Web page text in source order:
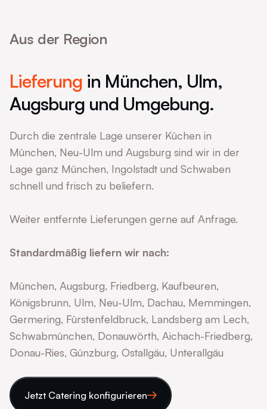
Aus der Region
Lieferung in München, Ulm,
Augsburg und Umgebung.
Durch die zentrale Lage unserer Küchen in
München, Neu-Ulm und Augsburg sind wir in der
Lage ganz München, Ingolstadt und Schwaben
schnell und frisch zu beliefern.
Weiter entfernte Lieferungen gerne auf Anfrage.
Standardmäßig liefern wir nach:
München, Augsburg, Friedberg, Kaufbeuren,
Königsbrunn, Ulm, Neu-Ulm, Dachau, Memmingen,
Germering, Fürstenfeldbruck, Landsberg am Lech,
Schwabmünchen, Donauwörth, Aichach-Friedberg,
Donau-Ries, Günzburg, Ostallgäu, Unterallgäu
Jetzt Catering konfigurieren